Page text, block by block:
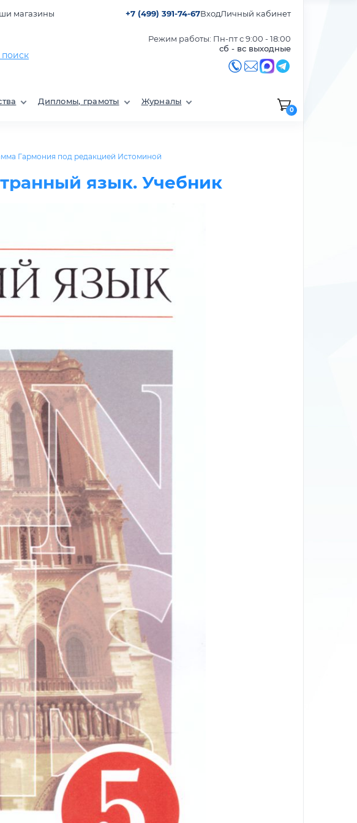
магазины +7 (499) 391-74-67ВходЛичный кабинет
Режим работы: Пн-пт с 9:00 - 18:00
сб - вс выходные
Дипломы, грамоты Журналы
0
Гармония под редакцией Истоминой
язык. Учебник